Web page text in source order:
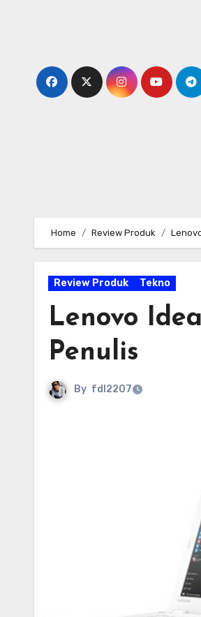
Home Review Produk
Review Produk Tekno
Lenovo
Penulis
By fdl2207